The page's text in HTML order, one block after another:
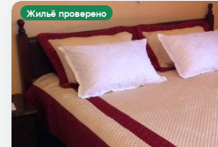
Жильё проверено